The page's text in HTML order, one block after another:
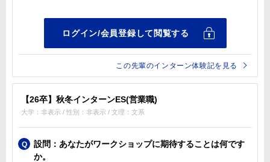
この先輩のインターン体験記を見る
【26卒】秋冬インターンES(営業職)
大学：非表示 / 性別：非表示 / 文理：文系
設問：あなたがワークショップに期待することは何です
か。